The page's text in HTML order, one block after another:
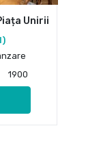
Unirii
1900